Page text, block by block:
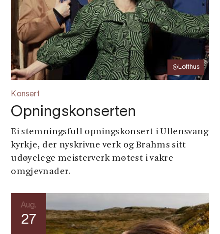
Lofthus
Konsert
Opningskonserten
Ei stemningsfull opningskonsert i Ullensvang
kyrkje, der nyskrivne verk og Brahms sitt
udøyelege meisterverk møtest i vakre
omgjevnader.
Aug.
27